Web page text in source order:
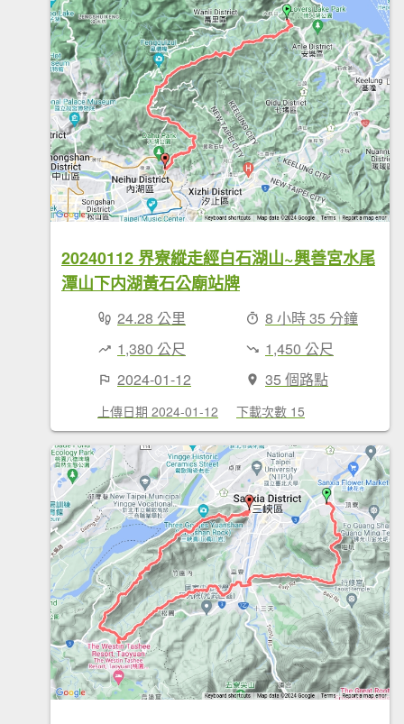
20240112 界寮縱走經白石湖山~興善宮水尾
潭山下内湖黃石公廟站牌
24.28 公里
8 小時 35 分鐘
1,380 公尺
1,450 公尺
2024-01-12
35 個路點
上傳日期 2024-01-12 下載次數 15